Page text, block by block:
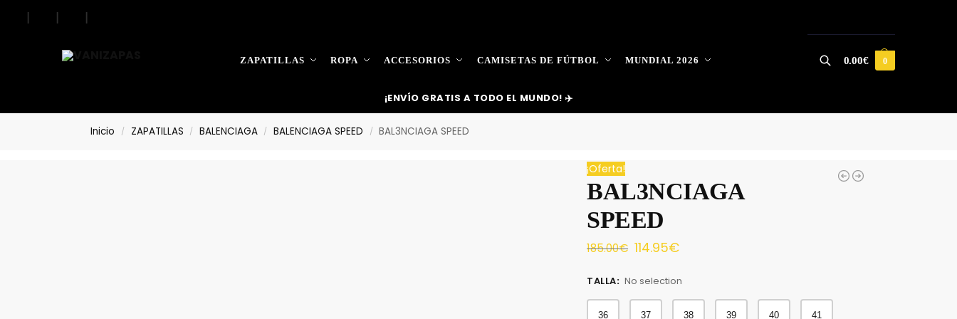
| | |
ZAPATILLAS ROPA ACCESORIOS CAMISETAS DE FÚTBOL MUNDIAL 2026
Search
0.00€ 0
¡ENVÍO GRATIS A TODO EL MUNDO! ✈️
Inicio / ZAPATILLAS / BALENCIAGA / BALENCIAGA SPEED / BAL3NCIAGA SPEED
¡Oferta!
BAL3NCIAGA
SPEED
185.00€ 114.95€
TALLA: No selection
36 37 38 39 40 41